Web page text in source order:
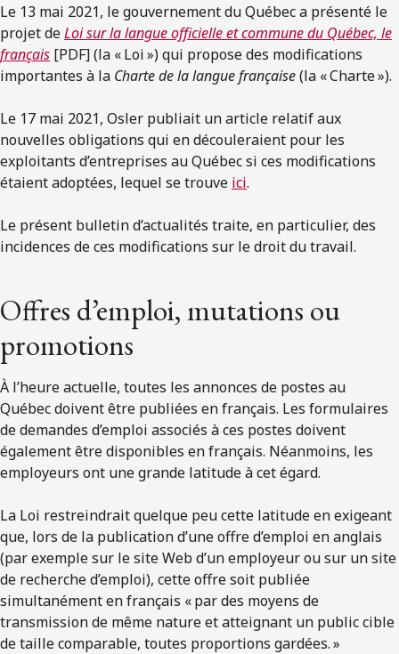
Le 13 mai 2021, le gouvernement du Québec a présenté le
projet deLoi sur la langue officielle et commune du Québec, le
français [PDF] (la « Loi ») qui propose des modifications
importantes à la Charte de la langue française(la « Charte »).
Le 17 mai 2021, Osler publiait un article relatif aux
nouvelles obligations qui en découleraient pour les
exploitants d’entreprises au Québec si ces modifications
étaient adoptées, lequel se trouve ici.
Le présent bulletin d’actualités traite, en particulier, des
incidences de ces modifications sur le droit du travail.
Offres d’emploi, mutations ou
promotions
À l’heure actuelle, toutes les annonces de postes au
Québec doivent être publiées en français. Les formulaires
de demandes d’emploi associés à ces postes doivent
également être disponibles en français. Néanmoins, les
employeurs ont une grande latitude à cet égard.
La Loi restreindrait quelque peu cette latitude en exigeant
que, lors de la publication d’une offre d’emploi en anglais
(par exemple sur le site Web d’un employeur ou sur un site
de recherche d’emploi), cette offre soit publiée
simultanément en français « par des moyens de
transmission de même nature et atteignant un public cible
de taille comparable, toutes proportions gardées. »